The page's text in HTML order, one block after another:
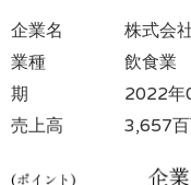
企業名
株式会
業種
飲食業
期
2022年
売上高
3,657百